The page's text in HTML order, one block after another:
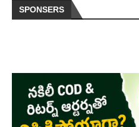
SPONSERS